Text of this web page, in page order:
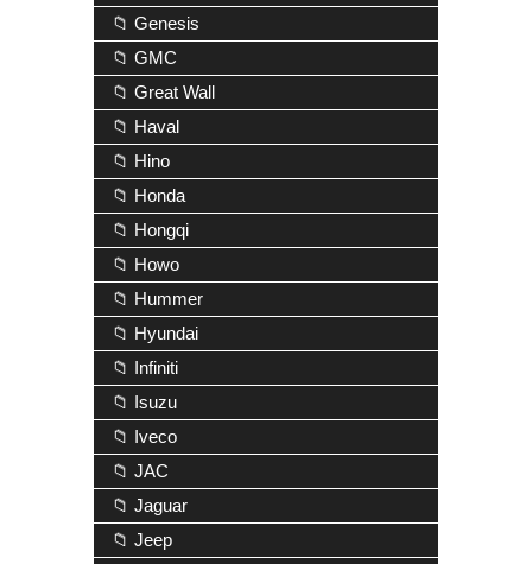
📁 Genesis
📁 GMC
📁 Great Wall
📁 Haval
📁 Hino
📁 Honda
📁 Hongqi
📁 Howo
📁 Hummer
📁 Hyundai
📁 Infiniti
📁 Isuzu
📁 Iveco
📁 JAC
📁 Jaguar
📁 Jeep